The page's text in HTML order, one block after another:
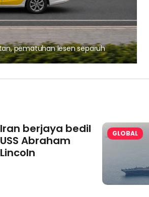
pematuhan lesen separuh
Iran berjaya bedil
USS Abraham
Lincoln
GLOBAL